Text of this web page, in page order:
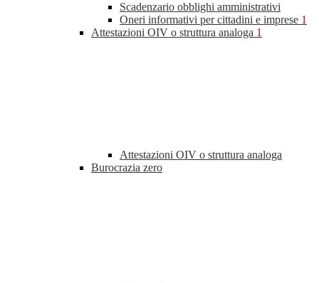
Scadenzario obblighi amministrativi
Oneri informativi per cittadini e imprese 1
Attestazioni OIV o struttura analoga 1
Attestazioni OIV o struttura analoga
Burocrazia zero